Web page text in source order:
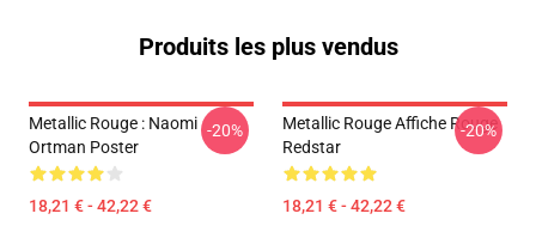
Produits les plus vendus
Metallic Rouge : Naomi
Ortman Poster
18,21 € - 42,22 €
-20%
Metallic Rouge Affiche Rouge
Redstar
18,21 € - 42,22 €
-20%